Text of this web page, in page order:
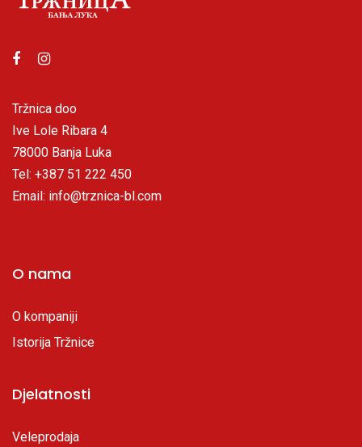
Tržnica doo
Ive Lole Ribara 4
78000 Banja Luka
Tel: +387 51 222 450
Email: info@trznica-bl.com
O nama
O kompaniji
Istorija Tržnice
Djelatnosti
Veleprodaja